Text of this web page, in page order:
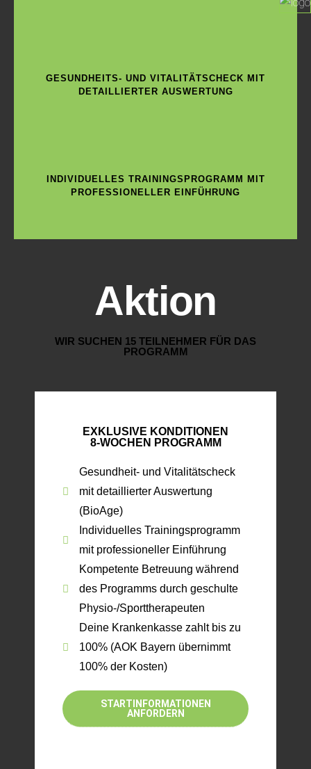
GESUNDHEITS- UND VITALITÄTSCHECK MIT
DETAILLIERTER AUSWERTUNG
INDIVIDUELLES TRAININGSPROGRAMM MIT
PROFESSIONELLER EINFÜHRUNG
Aktion
WIR SUCHEN 15 TEILNEHMER FÜR DAS
PROGRAMM
EXKLUSIVE KONDITIONEN
8-WOCHEN PROGRAMM
Gesundheit- und Vitalitätscheck
mit detaillierter Auswertung
(BioAge)
Individuelles Trainingsprogramm
mit professioneller Einführung
Kompetente Betreuung während
des Programms durch geschulte
Physio-/Sporttherapeuten
Deine Krankenkasse zahlt bis zu
100% (AOK Bayern übernimmt
100% der Kosten)
STARTINFORMATIONEN
ANFORDERN